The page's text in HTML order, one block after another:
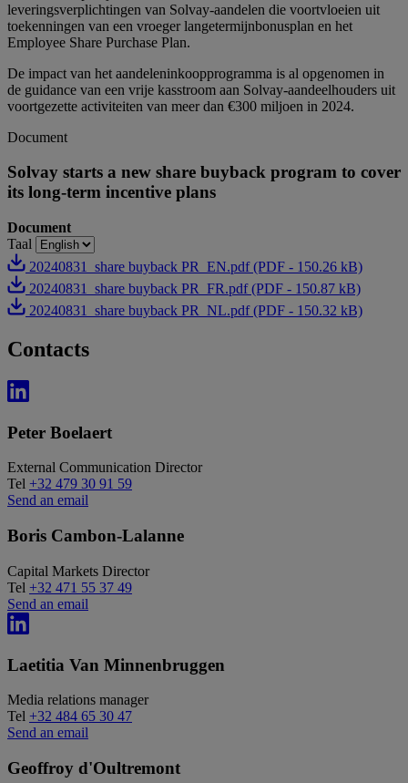
leveringsverplichtingen van Solvay-aandelen die voortvloeien uit
toekenningen van een vroeger langetermijnbonusplan en het
Employee Share Purchase Plan.
De impact van het aandeleninkoopprogramma is al opgenomen in
de guidance van een vrije kasstroom aan Solvay-aandeelhouders uit
voortgezette activiteiten van meer dan €300 miljoen in 2024.
Document
Solvay starts a new share buyback program to cover
its long-term incentive plans
Document
Taal
20240831_share buyback PR_EN.pdf (PDF - 150.26 kB)
20240831_share buyback PR_FR.pdf (PDF - 150.87 kB)
20240831_share buyback PR_NL.pdf (PDF - 150.32 kB)
Contacts
Peter Boelaert
External Communication Director
Tel +32 479 30 91 59
Send an email
Boris Cambon-Lalanne
Capital Markets Director
Tel +32 471 55 37 49
Send an email
Laetitia Van Minnenbruggen
Media relations manager
Tel +32 484 65 30 47
Send an email
Geoffroy d'Oultremont